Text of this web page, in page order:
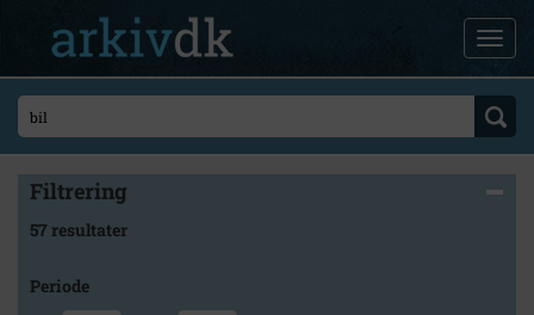
Filtrering
57 resultater
Periode